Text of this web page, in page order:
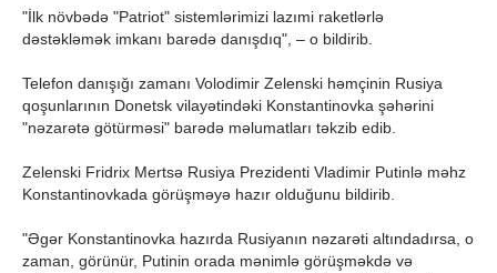
"İlk növbədə "Patriot" sistemlərimizi lazımi raketlərlə
dəstəkləmək imkanı barədə danışdıq", – o bildirib.
Telefon danışığı zamanı Volodimir Zelenski həmçinin Rusiya
qoşunlarının Donetsk vilayətindəki Konstantinovka şəhərini
"nəzarətə götürməsi" barədə məlumatları təkzib edib.
Zelenski Fridrix Mertsə Rusiya Prezidenti Vladimir Putinlə məhz
Konstantinovkada görüşməyə hazır olduğunu bildirib.
"Əgər Konstantinovka hazırda Rusiyanın nəzarəti altındadırsa, o
zaman, görünür, Putinin orada mənimlə görüşməkdə və